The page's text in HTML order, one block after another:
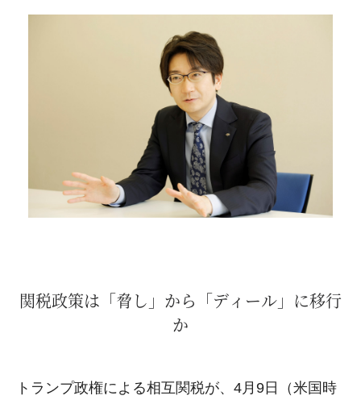
関税政策は「脅し」から「ディール」に移行
か
トランプ政権による相互関税が、4月9日（米国時